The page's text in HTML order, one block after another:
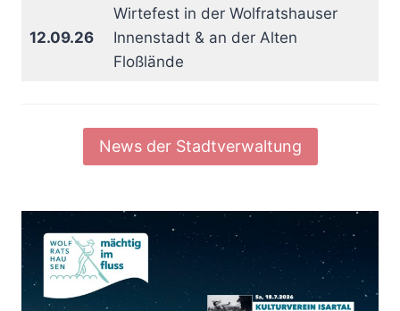
12.09.26
Wirtefest in der Wolfratshauser
Innenstadt & an der Alten
Floßlände
News der Stadtverwaltung